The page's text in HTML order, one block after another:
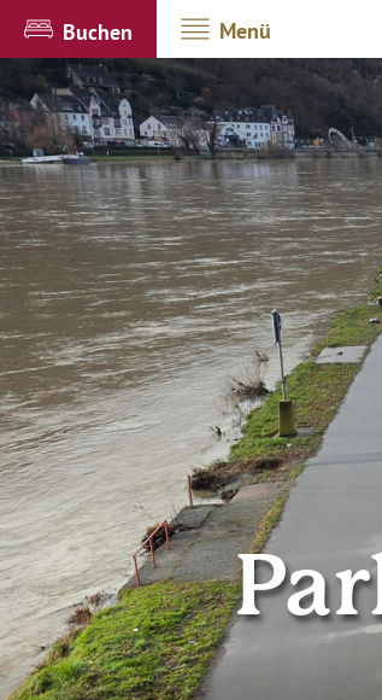
Buchen Menü